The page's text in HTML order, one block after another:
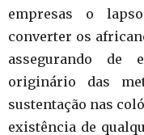
empresas o
converter os
assegurando de
originário das
sustentação nas
existência de